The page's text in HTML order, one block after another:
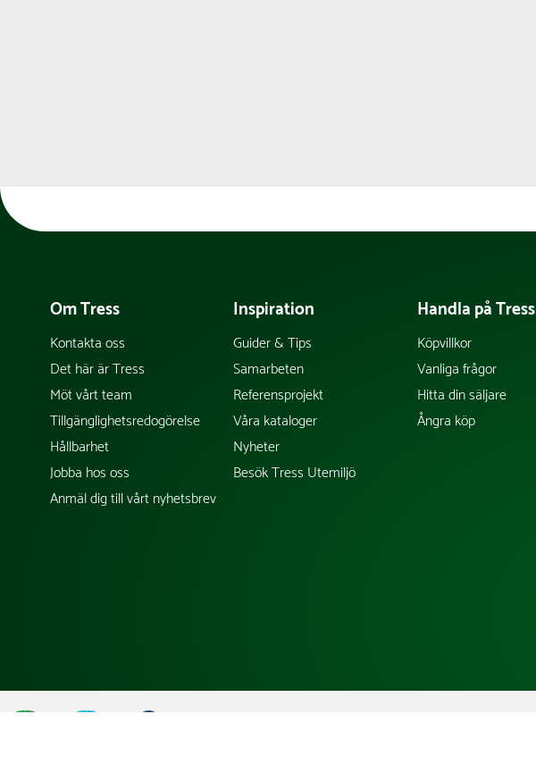
Om Tress
Kontakta oss
Det här är Tress
Möt vårt team
Tillgänglighetsredogörelse
Hållbarhet
Jobba hos oss
Anmäl dig till vårt nyhetsbrev
Inspiration
Guider & Tips
Samarbeten
Referensprojekt
Våra kataloger
Nyheter
Besök Tress Utemiljö
Handla på Tress
Köpvillkor
Vanliga frågor
Hitta din säljare
Ångra köp